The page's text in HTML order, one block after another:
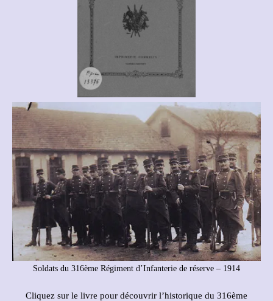
Soldats du 316ème Régiment d’Infanterie de réserve – 1914
Cliquez sur le livre pour découvrir l’historique du 316ème